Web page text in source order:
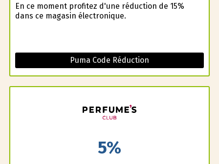
En ce moment profitez d'une réduction de 15%
dans ce magasin électronique.
Puma Code Réduction
5%